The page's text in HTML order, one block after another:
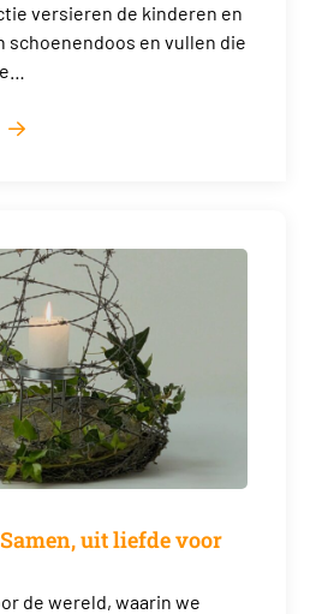
versieren de kinderen en
schoenendoos en vullen die
uit liefde voor
de wereld, waarin we